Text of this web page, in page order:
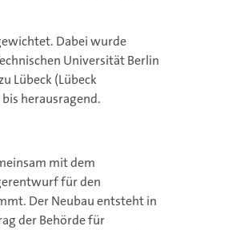
Dabei wurde
Universität Berlin
Lübeck (Lübeck
herausragend.
mit dem
für den
Der Neubau entsteht in
der Behörde für